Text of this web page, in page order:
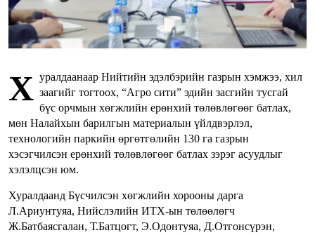
Х уралдаанаар Нийтийн эдэлбэрийн газрын хэмжээ, хил
заагийг тогтоох, “Агро сити” эдийн засгийн тусгай
бүс орчмын хөгжлийн ерөнхий төлөвлөгөөг батлах,
мөн Налайхын барилгын материалын үйлдвэрлэл,
технологийн паркийн өргөтгөлийн 130 га газрын
хэсэгчилсэн ерөнхий төлөвлөгөөг батлах зэрэг асуудлыг
хэлэлцсэн юм.
Хуралдаанд Бүсчилсэн хөгжлийн хорооны дарга
Л.Ариунтуяа, Нийслэлийн ИТХ-ын төлөөлөгч
Ж.Батбаясгалан, Т.Батцогт, Э.Одонтуяа, Д.Отгонсүрэн,